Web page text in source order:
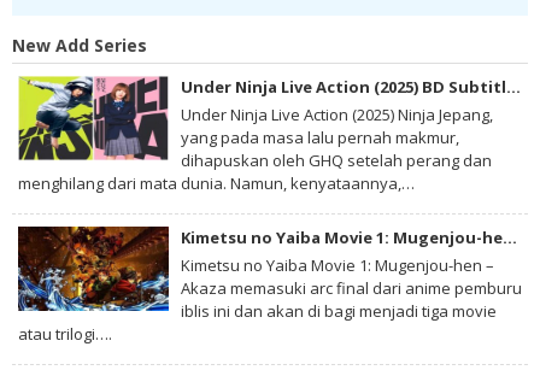
New Add Series
Under Ninja Live Action (2025) BD Subtitle Indonesia
Under Ninja Live Action (2025) Ninja Jepang,
yang pada masa lalu pernah makmur,
dihapuskan oleh GHQ setelah perang dan
menghilang dari mata dunia. Namun, kenyataannya,…
Kimetsu no Yaiba Movie 1: Mugenjou-hen – Akaza Sairai BD Subtitle Indonesia
Kimetsu no Yaiba Movie 1: Mugenjou-hen –
Akaza memasuki arc final dari anime pemburu
iblis ini dan akan di bagi menjadi tiga movie
atau trilogi….